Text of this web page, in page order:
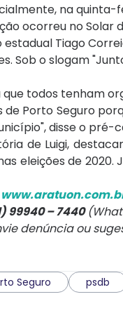
na
ocorreu no
Tiago
Sob o slogam
todos tenham
Porto Seguro
disse o pré-
de Luigi,
eleições de
99940 – 7440
denúncia ou
Seguro psdb